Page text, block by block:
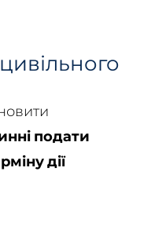
подати
дії